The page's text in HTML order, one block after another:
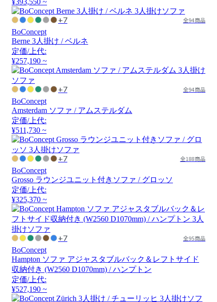
+7 全94商品
BoConcept
Berne 3人掛け / ベルネ
定価/上代:
¥257,190 ~
+7 全94商品
BoConcept
Amsterdam ソファ / アムステルダム
定価/上代:
¥511,730 ~
+7 全188商品
BoConcept
Grosso ラウンジユニット付きソファ / グロッソ
定価/上代:
¥325,370 ~
+7 全95商品
BoConcept
Hampton ソファ アジャスタブルバック＆レフトサイド
収納付き (W2560 D1070mm) / ハンプトン
定価/上代:
¥527,190 ~